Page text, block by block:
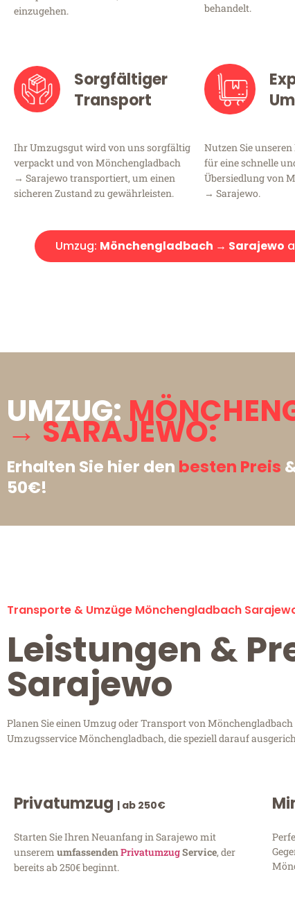
einzugehen.
behandelt.
Sorgfältiger
Transport
Ihr Umzugsgut wird von uns sorgfältig
verpackt und von Mönchengladbach
→ Sarajewo transportiert, um einen
sicheren Zustand zu gewährleisten.
Nutzen Sie
für eine schnelle
Übersiedlung von
→ Sarajewo.
Umzug: Mönchengladbach → Sarajewo
UMZUG:
→ SARAJEWO:
Erhalten Sie hier den besten Preis
50€!
Transporte & Umzüge Mönchengladbach
Leistungen &
Sarajewo
Planen Sie einen Umzug oder Transport von
Umzugsservice Mönchengladbach, die speziell darauf
Privatumzug | ab 250€
Starten Sie Ihren Neuanfang in Sarajewo mit
unserem umfassendenPrivatumzugService, der
bereits ab 250€ beginnt.